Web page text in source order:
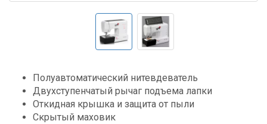
Полуавтоматический нитевдеватель
Двухступенчатый рычаг подъема лапки
Откидная крышка и защита от пыли
Скрытый маховик